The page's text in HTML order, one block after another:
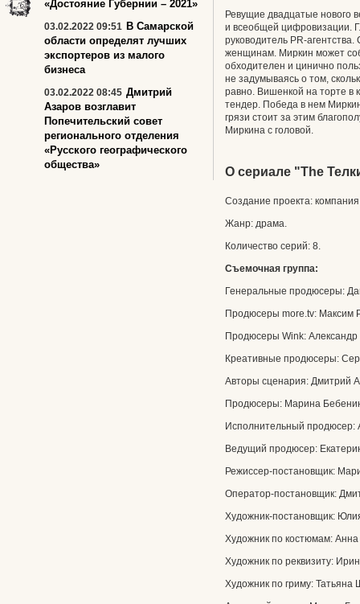
Ревущие двадцатые нового
и всеобщей цифровизации.
руководитель PR-
женщинам. Миркин может
обходителен и цинично
не задумываясь о том,
равно. Вишенкой на торте в
тендер. Победа в нем
грязи стоит за этим
Миркина с головой.
О сериале "The
Создание проекта:
Жанр: драма.
Количество серий: 8.
Съемочная группа:
Генеральные продюсеры:
Продюсеры more.tv: Максим
Продюсеры Wink:
Креативные продюсеры:
Авторы сценария: Дмитрий
Продюсеры: Марина
Исполнительный продюсер:
Ведущий продюсер:
Режиссер-постановщик:
Оператор-постановщик:
Художник-постановщик:
Художник по костюмам: Анна
Художник по реквизиту:
Художник по гриму: Татьяна
«Достояние Губернии – 2021»
03.02.2022 09:51 В Самарской
области определят лучших
экспортеров из малого
бизнеса
03.02.2022 08:45 Дмитрий
Азаров возглавит
Попечительский совет
регионального отделения
«Русского географического
общества»